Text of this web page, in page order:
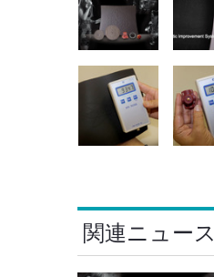
関連ニュース